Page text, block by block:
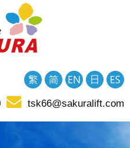
tsk66@sakuralift.com